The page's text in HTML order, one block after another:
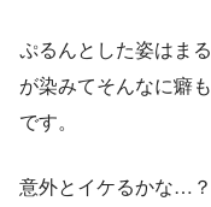
ぷるんとした姿はま
が染みてそんなに癖
です。
意外とイケるかな…